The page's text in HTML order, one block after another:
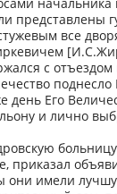
представлены
все
с
поднесло
день Его
и лично
приказал
они имели